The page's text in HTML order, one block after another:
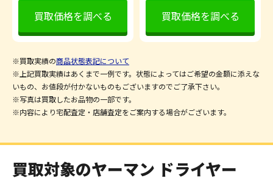
買取価格を調べる 買取価格を調べる
※買取実績の商品状態表記について
※上記買取実績はあくまで一例です。状態によってはご希望の金額に添えな
いもの、お値段が付かないものもございますのでご了承下さい。
※写真は買取したお品物の一部です。
※内容により宅配査定・店舗査定をご案内する場合がございます。
買取対象のヤーマン ドライヤー